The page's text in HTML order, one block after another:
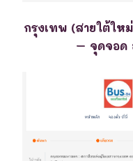
กรุงเทพ (สายใต้ใ
– จุดจอด